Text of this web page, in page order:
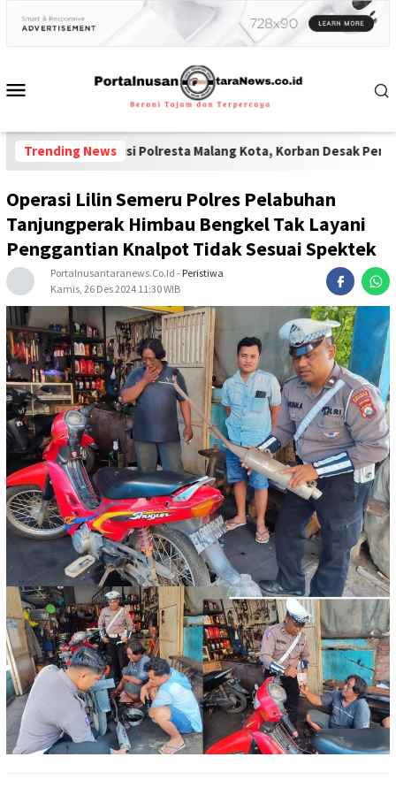
Trending News
Polisi Polresta Malang Kota, Korban Desak Penuntasan Kode
Operasi Lilin Semeru Polres Pelabuhan
Tanjungperak Himbau Bengkel Tak Layani
Penggantian Knalpot Tidak Sesuai Spektek
Portalnusantaranews.co.id - Peristiwa
Kamis, 26 Des 2024 11:30 WIB